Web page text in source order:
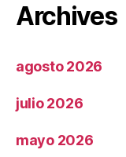
Archives
agosto 2026
julio 2026
mayo 2026